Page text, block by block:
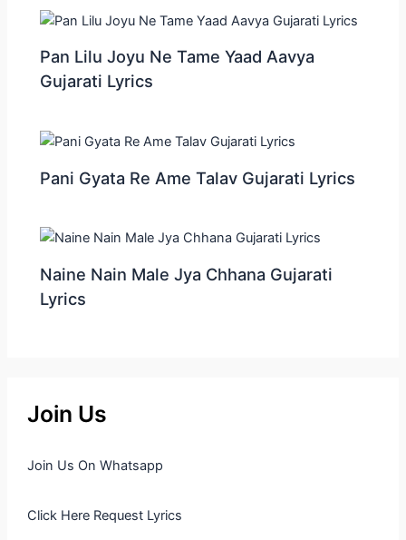
Pan Lilu Joyu Ne Tame Yaad Aavya
Gujarati Lyrics
Pani Gyata Re Ame Talav Gujarati Lyrics
Naine Nain Male Jya Chhana Gujarati
Lyrics
Join Us
Join Us On Whatsapp
Click Here Request Lyrics